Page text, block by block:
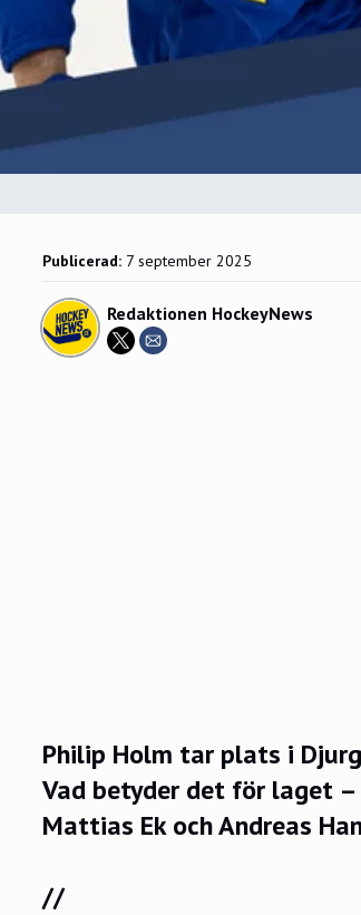
Publicerad: 7 september 2025
Redaktionen HockeyNews
Philip Holm tar plats i
Vad betyder det för laget –
Mattias Ek och Andreas
//